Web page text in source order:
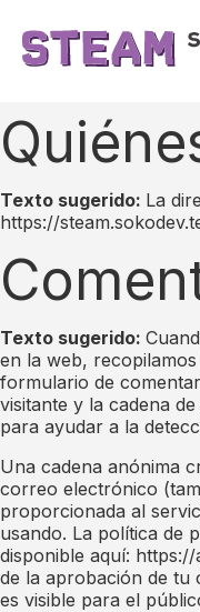
Texto sugerido: La
https://
Texto sugerido:
en la web,
formulario de
visitante y la cadena
para ayudar a la
Una cadena anónima
correo electrónico
proporcionada al
usando. La política de
disponible aquí:
de la aprobación de tu
es visible para el